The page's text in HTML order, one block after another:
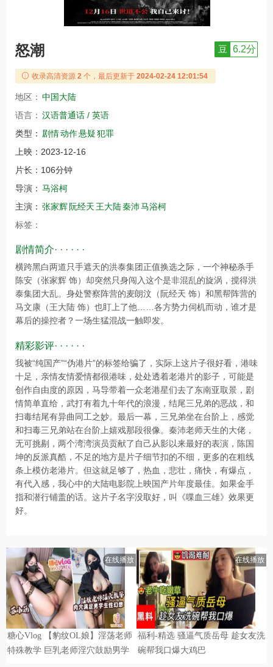
怒潮 豆 6.2分
收录高清资源 2 个，最后更新于 2024-02-24 12:01:54
地区： 中国大陆
语言： 汉语普通话 / 英语
类型： 剧情动作悬疑犯罪
上映： 2023-12-16
片长： 106分钟
导演： 马浴柯
主演： 张家辉 阮经天 王大陆秦沛马浴柯
标签：
剧情简介· · · · · ·
横跨黑白两道只手遮天的洪泰集团正值换选之际，一个神秘杀手
陈安（张家辉 饰）却突然只身闯入这个是非混乱的旋涡，搅得洪
泰集团大乱。身处警察阵营的麦朗汶（阮经天 饰）和黑帮阵营的
马文康（王大陆 饰）也盯上了他……各方势力伺机而动，谁才是
幕后的操控者？一场生猛混战一触即发。
精彩影评· · · · · ·
我被“纯国产”“伪港片”的标签给骗了，实际上这片子很好看，港味
十足，亲情友情爱情都很港味，处处透着老港片的影子，可能是
创作自由度的原因，马导带着一众老港星们去了东南亚取景，剧
情简单直给，武打有着九十年代的浪漫，结尾三兄弟的恶战，和
扫毒结尾有异曲同工之妙。最后一幕，三兄弟坐在台阶上，感觉
和扫毒三兄弟站在台阶上嬉戏那段很像。秦沛老师天生的大佬，
无可挑剔，两个湾湾演员贡献了自己从影以来最好的表演，陈国
坤的反派真酷，不足的地方是片子细节扣的不细，更多的在粗线
条上模仿老港片。但这就足够了，热血，悲壮，痛快，有爆点，
有代入感，我心中的大陆电影院上映国产片年度最佳。如果金手
指和潜行铺盖的话。这片子名字没取好，叫《喋血三雄》效果更
好。